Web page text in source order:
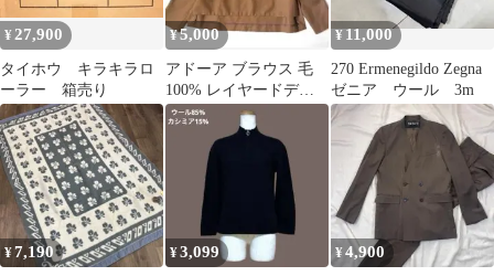
¥ 27,900
タイホウ キラキラロ
ーラー 箱売り
¥5,000
アドーア ブラウス 毛
100% レイヤードデザ
イン 長袖 日本製
¥11,000
270 Ermenegildo Zegna
ゼニア ウール 3m
¥7,190 ¥3,099 ¥4,900